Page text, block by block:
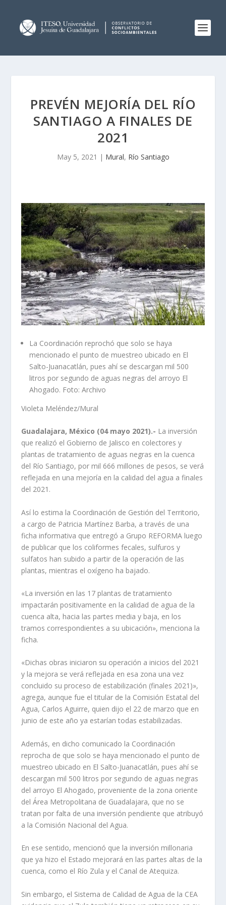
PREVÉN MEJORÍA DEL RÍO
SANTIAGO A FINALES DE
2021
May 5, 2021 | Mural, Río Santiago
La Coordinación reprochó que solo se haya
mencionado el punto de muestreo ubicado en El
Salto-Juanacatlán, pues ahí se descargan mil 500
litros por segundo de aguas negras del arroyo El
Ahogado. Foto: Archivo
Violeta Meléndez/Mural
Guadalajara, México (04 mayo 2021).- La inversión
que realizó el Gobierno de Jalisco en colectores y
plantas de tratamiento de aguas negras en la cuenca
del Río Santiago, por mil 666 millones de pesos, se verá
reflejada en una mejoría en la calidad del agua a finales
del 2021.
Así lo estima la Coordinación de Gestión del Territorio,
a cargo de Patricia Martínez Barba, a través de una
ficha informativa que entregó a Grupo REFORMA luego
de publicar que los coliformes fecales, sulfuros y
sulfatos han subido a partir de la operación de las
plantas, mientras el oxígeno ha bajado.
«La inversión en las 17 plantas de tratamiento
impactarán positivamente en la calidad de agua de la
cuenca alta, hacia las partes media y baja, en los
tramos correspondientes a su ubicación», menciona la
ficha.
«Dichas obras iniciaron su operación a inicios del 2021
y la mejora se verá reflejada en esa zona una vez
concluido su proceso de estabilización (finales 2021)»,
agrega, aunque fue el titular de la Comisión Estatal del
Agua, Carlos Aguirre, quien dijo el 22 de marzo que en
junio de este año ya estarían todas estabilizadas.
Además, en dicho comunicado la Coordinación
reprocha de que solo se haya mencionado el punto de
muestreo ubicado en El Salto-Juanacatlán, pues ahí se
descargan mil 500 litros por segundo de aguas negras
del arroyo El Ahogado, proveniente de la zona oriente
del Área Metropolitana de Guadalajara, que no se
tratan por falta de una inversión pendiente que atribuyó
a la Comisión Nacional del Agua.
En ese sentido, mencionó que la inversión millonaria
que ya hizo el Estado mejorará en las partes altas de la
cuenca, como el Río Zula y el Canal de Atequiza.
Sin embargo, el Sistema de Calidad de Agua de la CEA